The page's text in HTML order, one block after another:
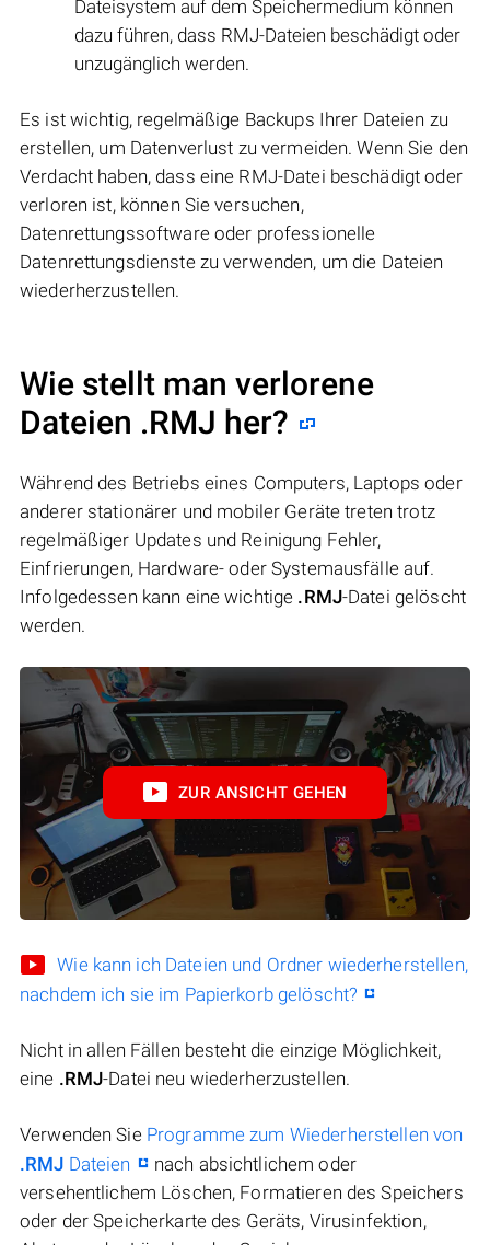
Dateisystem auf dem Speichermedium können
dazu führen, dass RMJ-Dateien beschädigt oder
unzugänglich werden.
Es ist wichtig, regelmäßige Backups Ihrer Dateien zu
erstellen, um Datenverlust zu vermeiden. Wenn Sie den
Verdacht haben, dass eine RMJ-Datei beschädigt oder
verloren ist, können Sie versuchen,
Datenrettungssoftware oder professionelle
Datenrettungsdienste zu verwenden, um die Dateien
wiederherzustellen.
Wie stellt man verlorene
Dateien .RMJ her?
Während des Betriebs eines Computers, Laptops oder
anderer stationärer und mobiler Geräte treten trotz
regelmäßiger Updates und Reinigung Fehler,
Einfrierungen, Hardware- oder Systemausfälle auf.
Infolgedessen kann eine wichtige .RMJ-Datei gelöscht
werden.
ZUR ANSICHT GEHEN
Wie kann ich Dateien und Ordner wiederherstellen,
nachdem ich sie im Papierkorb gelöscht?
Nicht in allen Fällen besteht die einzige Möglichkeit,
eine .RMJ-Datei neu wiederherzustellen.
Verwenden Sie Programme zum Wiederherstellen von
.RMJ Dateien
nach absichtlichem oder
versehentlichem Löschen, Formatieren des Speichers
oder der Speicherkarte des Geräts, Virusinfektion,